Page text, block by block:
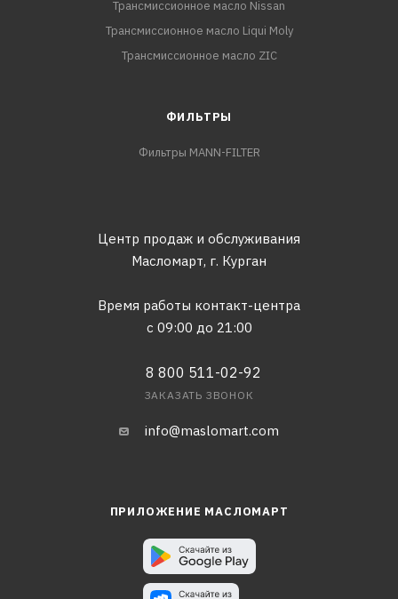
Трансмиссионное масло Nissan
Трансмиссионное масло Liqui Moly
Трансмиссионное масло ZIC
ФИЛЬТРЫ
Фильтры MANN-FILTER
Центр продаж и обслуживания
Масломарт, г. Курган
Время работы контакт-центра
с 09:00 до 21:00
8 800 511-02-92
ЗАКАЗАТЬ ЗВОНОК
info@maslomart.com
ПРИЛОЖЕНИЕ МАСЛОМАРТ